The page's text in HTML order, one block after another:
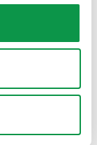
Během horkých
saunu a v zimě